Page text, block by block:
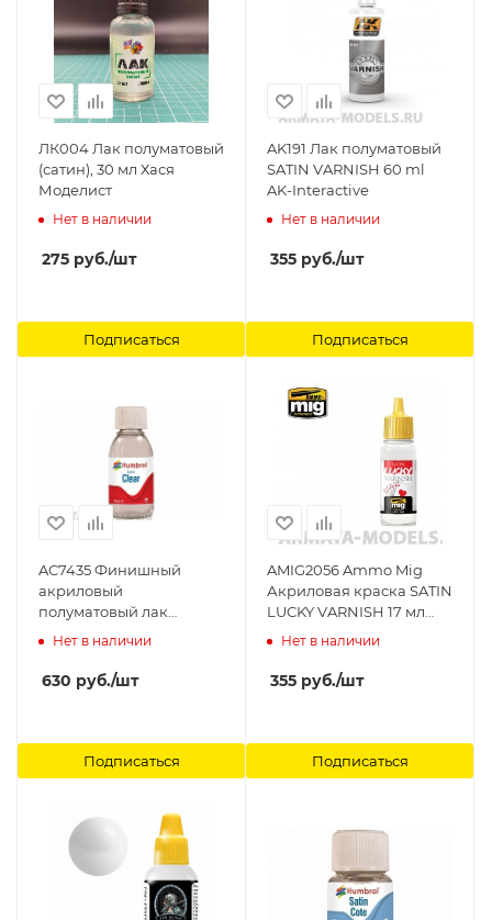
ЛК004 Лак полуматовый
(сатин), 30 мл Хася
Моделист
Нет в наличии
275 руб./шт
Подписаться
AK191 Лак полуматовый
SATIN VARNISH 60 ml
AK-Interactive
Нет в наличии
355 руб./шт
Подписаться
AC7435 Финишный
акриловый
полуматовый лак
Humbrol - 125ml
Нет в наличии
630 руб./шт
Подписаться
AMIG2056 Ammo Mig
Акриловая краска SATIN
LUCKY VARNISH 17 мл
Ammo Mig
Нет в наличии
355 руб./шт
Подписаться